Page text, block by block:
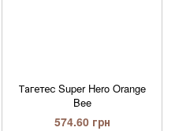
Тагетес Super Hero Orange
Bee
574.60 грн